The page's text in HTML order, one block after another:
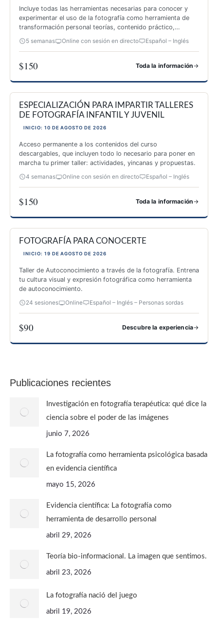
Incluye todas las herramientas necesarias para conocer y
experimentar el uso de la fotografía como herramienta de
transformación personal teorías, contenido práctico,
inspiración y 26 actividades originales.
5 semanas Online con sesión en directo Español – Inglés
$150 Toda la información→
ESPECIALIZACIÓN PARA IMPARTIR TALLERES
DE FOTOGRAFÍA INFANTIL Y JUVENIL
INICIO: 10 DE AGOSTO DE 2026
Acceso permanente a los contenidos del curso
descargables, que incluyen todo lo necesario para poner en
marcha tu primer taller: actividades, yincanas y propuestas.
4 semanas Online con sesión en directo Español – Inglés
$150 Toda la información→
FOTOGRAFÍA PARA CONOCERTE
INICIO: 19 DE AGOSTO DE 2026
Taller de Autoconocimiento a través de la fotografía. Entrena
tu cultura visual y expresión fotográfica como herramienta
de autoconocimiento.
24 sesiones Online Español – Inglés – Personas sordas
$90 Descubre la experiencia→
Publicaciones recientes
Investigación en fotografía terapéutica: qué dice la
ciencia sobre el poder de las imágenes
junio 7, 2026
La fotografía como herramienta psicológica basada
en evidencia científica
mayo 15, 2026
Evidencia científica: La fotografía como
herramienta de desarrollo personal
abril 29, 2026
Teoría bio-informacional. La imagen que sentimos.
abril 23, 2026
La fotografía nació del juego
abril 19, 2026